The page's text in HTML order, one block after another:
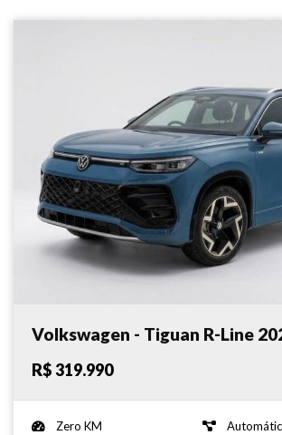
Volkswagen - Tiguan R-Line
R$ 319.990
Zero KM